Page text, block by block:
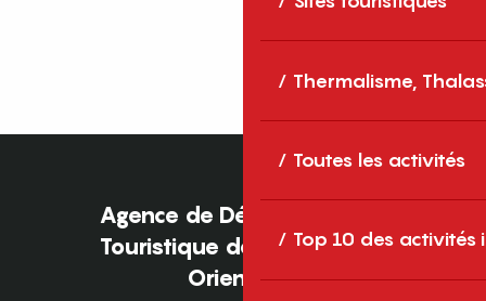
Thermalisme,
Toutes les activités
Top 10 des activités
idéale pour partager des moments en
famille tout au long...
Agence de Développement
Touristique des Pyrénées-
Orientales